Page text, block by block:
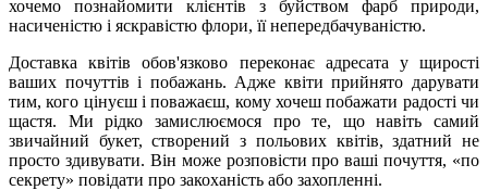
хочемо познайомити клієнтів з буйством фарб природи,
насиченістю і яскравістю флори, її непередбачуваністю.
Доставка квітів обов'язково переконає адресата у щирості
ваших почуттів і побажань. Адже квіти прийнято дарувати
тим, кого цінуєш і поважаєш, кому хочеш побажати радості чи
щастя. Ми рідко замислюємося про те, що навіть самий
звичайний букет, створений з польових квітів, здатний не
просто здивувати. Він може розповісти про ваші почуття, «по
секрету» повідати про закоханість або захопленні.